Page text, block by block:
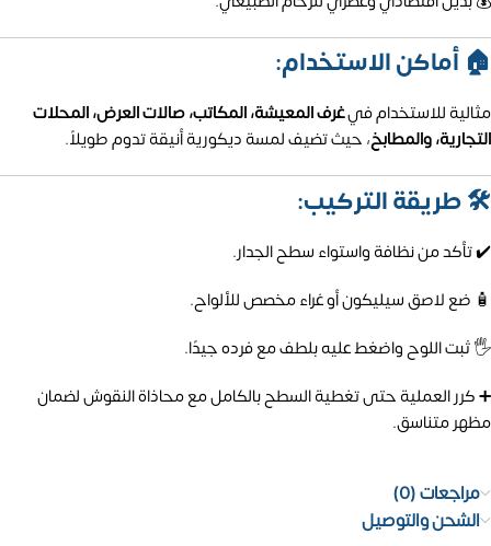
🏠 أماكن الاستخدام:
مثالية للاستخدام فيغرف المعيشة، المكاتب، صالات العرض، المحلات
التجارية، والمطابخ، حيث تضيف لمسة ديكورية أنيقة تدوم طويلاً.
🛠️ طريقة التركيب:
✔️ تأكد من نظافة واستواء سطح الجدار.
🧴 ضع لاصق سيليكون أو غراء مخصص للألواح.
🖐️ ثبت اللوح واضغط عليه بلطف مع فرده جيدًا.
➕ كرر العملية حتى تغطية السطح بالكامل مع محاذاة النقوش لضمان
مظهر متناسق.
مراجعات (0)
الشحن والتوصيل